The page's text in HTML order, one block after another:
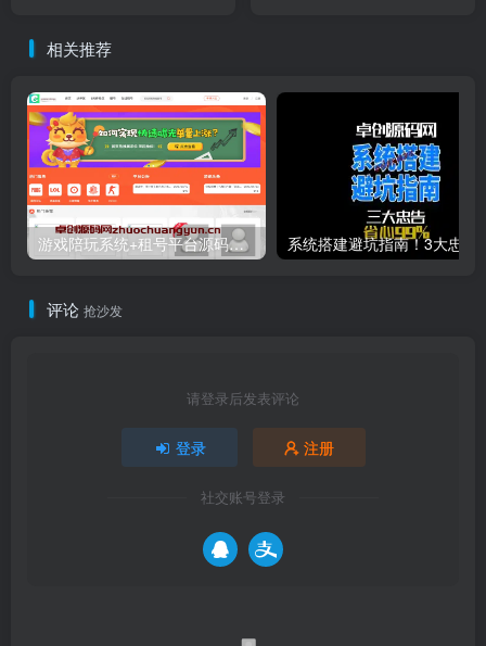
相关推荐
游戏陪玩系统+租号平台源码下载｜小姐姐陪玩/声优任务/绝地LOL下单｜多端适配威客平台源码
评论 抢沙发
请登录后发表评论
登录 注册
社交账号登录